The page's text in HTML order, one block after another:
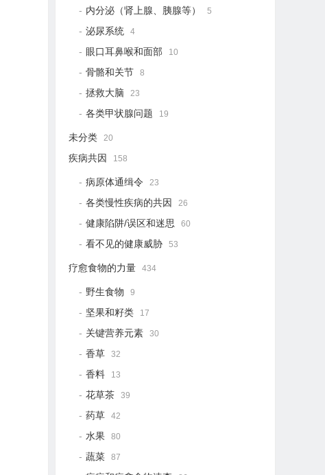
内分泌（肾上腺、胰腺等） 5
泌尿系统 4
眼口耳鼻喉和面部 10
骨骼和关节 8
拯救大脑 23
各类甲状腺问题 19
未分类 20
疾病共因 158
病原体通缉令 23
各类慢性疾病的共因 26
健康陷阱/误区和迷思 60
看不见的健康威胁 53
疗愈食物的力量 434
野生食物 9
坚果和籽类 17
关键营养元素 30
香草 32
香料 13
花草茶 39
药草 42
水果 80
蔬菜 87